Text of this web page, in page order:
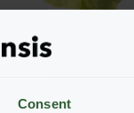
Consent
Pacta Parade
Login zur Bestellung